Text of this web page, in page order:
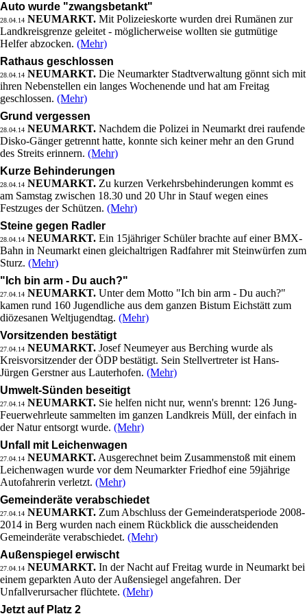
Auto wurde "zwangsbetankt"
28.04.14 NEUMARKT. Mit Polizeieskorte wurden drei Rumänen zur
Landkreisgrenze geleitet - möglicherweise wollten sie gutmütige
Helfer abzocken. (Mehr)
Rathaus geschlossen
28.04.14 NEUMARKT. Die Neumarkter Stadtverwaltung gönnt sich mit
ihren Nebenstellen ein langes Wochenende und hat am Freitag
geschlossen. (Mehr)
Grund vergessen
28.04.14 NEUMARKT. Nachdem die Polizei in Neumarkt drei raufende
Disko-Gänger getrennt hatte, konnte sich keiner mehr an den Grund
des Streits erinnern. (Mehr)
Kurze Behinderungen
28.04.14 NEUMARKT. Zu kurzen Verkehrsbehinderungen kommt es
am Samstag zwischen 18.30 und 20 Uhr in Stauf wegen eines
Festzuges der Schützen. (Mehr)
Steine gegen Radler
28.04.14 NEUMARKT. Ein 15jähriger Schüler brachte auf einer BMX-
Bahn in Neumarkt einen gleichaltrigen Radfahrer mit Steinwürfen zum
Sturz. (Mehr)
"Ich bin arm - Du auch?"
27.04.14 NEUMARKT. Unter dem Motto "Ich bin arm - Du auch?"
kamen rund 160 Jugendliche aus dem ganzen Bistum Eichstätt zum
diözesanen Weltjugendtag. (Mehr)
Vorsitzenden bestätigt
27.04.14 NEUMARKT. Josef Neumeyer aus Berching wurde als
Kreisvorsitzender der ÖDP bestätigt. Sein Stellvertreter ist Hans-
Jürgen Gerstner aus Lauterhofen. (Mehr)
Umwelt-Sünden beseitigt
27.04.14 NEUMARKT. Sie helfen nicht nur, wenn's brennt: 126 Jung-
Feuerwehrleute sammelten im ganzen Landkreis Müll, der einfach in
der Natur entsorgt wurde. (Mehr)
Unfall mit Leichenwagen
27.04.14 NEUMARKT. Ausgerechnet beim Zusammenstoß mit einem
Leichenwagen wurde vor dem Neumarkter Friedhof eine 59jährige
Autofahrerin verletzt. (Mehr)
Gemeinderäte verabschiedet
27.04.14 NEUMARKT. Zum Abschluss der Gemeinderatsperiode 2008-
2014 in Berg wurden nach einem Rückblick die ausscheidenden
Gemeinderäte verabschiedet. (Mehr)
Außenspiegel erwischt
27.04.14 NEUMARKT. In der Nacht auf Freitag wurde in Neumarkt bei
einem geparkten Auto der Außensiegel angefahren. Der
Unfallverursacher flüchtete. (Mehr)
Jetzt auf Platz 2